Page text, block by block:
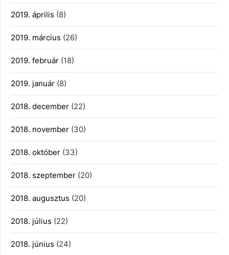
2019. április (8)
2019. március (26)
2019. február (18)
2019. január (8)
2018. december (22)
2018. november (30)
2018. október (33)
2018. szeptember (20)
2018. augusztus (20)
2018. július (22)
2018. június (24)